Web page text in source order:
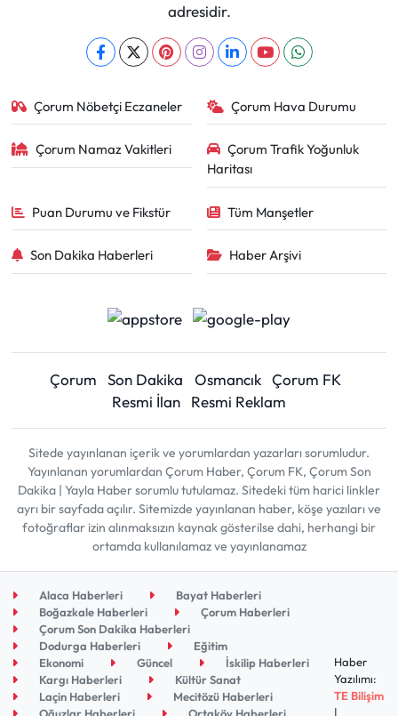
adresidir.
Çorum Nöbetçi Eczaneler Çorum Hava Durumu
Çorum Namaz Vakitleri
Çorum Trafik Yoğunluk
Haritası
Puan Durumu ve Fikstür Tüm Manşetler
Son Dakika Haberleri Haber Arşivi
Çorum Son Dakika Osmancık Çorum FK
Resmi İlan
Resmi Reklam
Sitede yayınlanan içerik ve yorumlardan yazarları sorumludur.
Yayınlanan yorumlardan Çorum Haber, Çorum FK, Çorum Son
Dakika | Yayla Haber sorumlu tutulamaz. Sitedeki tüm harici linkler
ayrı bir sayfada açılır. Sitemizde yayınlanan haber, köşe yazıları ve
fotoğraflar izin alınmaksızın kaynak gösterilse dahi, herhangi bir
ortamda kullanılamaz ve yayınlanamaz
Alaca Haberleri
Bayat Haberleri
Boğazkale Haberleri
Çorum Haberleri
Çorum Son Dakika Haberleri
Dodurga Haberleri
Eğitim
Ekonomi
Güncel
İskilip Haberleri
Kargı Haberleri
Kültür Sanat
Laçin Haberleri
Mecitözü Haberleri
Haber
Yazılımı:
TE Bilişim
|